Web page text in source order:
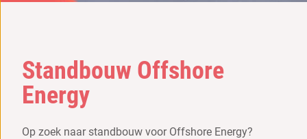
Standbouw Offshore
Energy
Op zoek naar standbouw voorOffshore Energy?